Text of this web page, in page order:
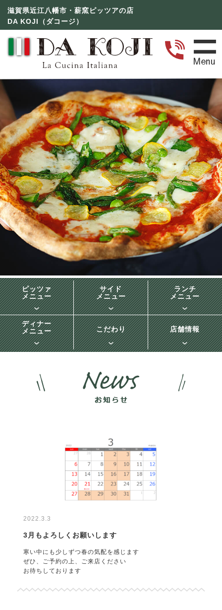
滋賀県近江八幡市・薪窯ピッツアの店
DA KOJI（ダコージ）
ピッツァ
メニュー
サイド
メニュー
ランチ
メニュー
ディナー
メニュー
こだわり 店舗情報
2022.3.3
3月もよろしくお願いします
寒い中にも少しずつ春の気配を感じます
ぜひ、ご予約の上、ご来店ください
お待ちしております